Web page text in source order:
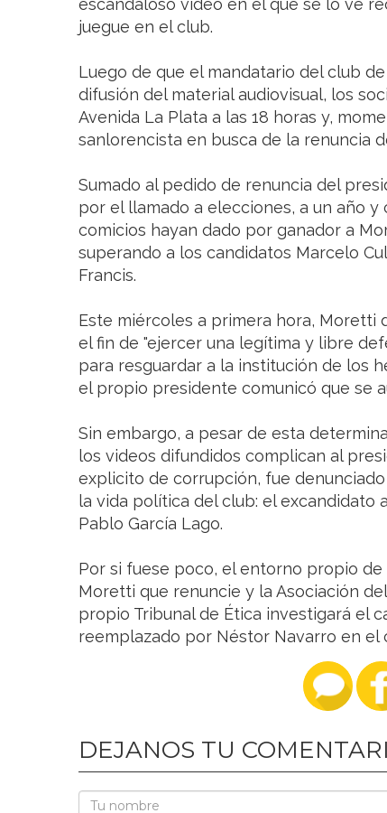
escandaloso video en el que se lo ve
juegue en el club.
Luego de que el mandatario del club
difusión del material audiovisual, los
Avenida La Plata a las 18 horas y,
sanlorencista en busca de la renuncia
Sumado al pedido de renuncia del
por el llamado a elecciones, a un año
comicios hayan dado por ganador a
superando a los candidatos Marcelo
Francis.
Este miércoles a primera hora, Moretti
el fin de "ejercer una legítima y libre
para resguardar a la institución de los
el propio presidente comunicó que se
Sin embargo, a pesar de esta
los videos difundidos complican al
explicito de corrupción, fue
la vida política del club: el excandidato
Pablo García Lago.
Por si fuese poco, el entorno propio
Moretti que renuncie y la Asociación
propio Tribunal de Ética investigará el
reemplazado por Néstor Navarro en el
DEJANOS TU